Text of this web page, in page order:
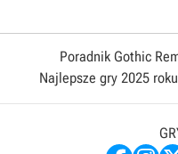
Poradnik Gothic
Najlepsze gry 2025 roku